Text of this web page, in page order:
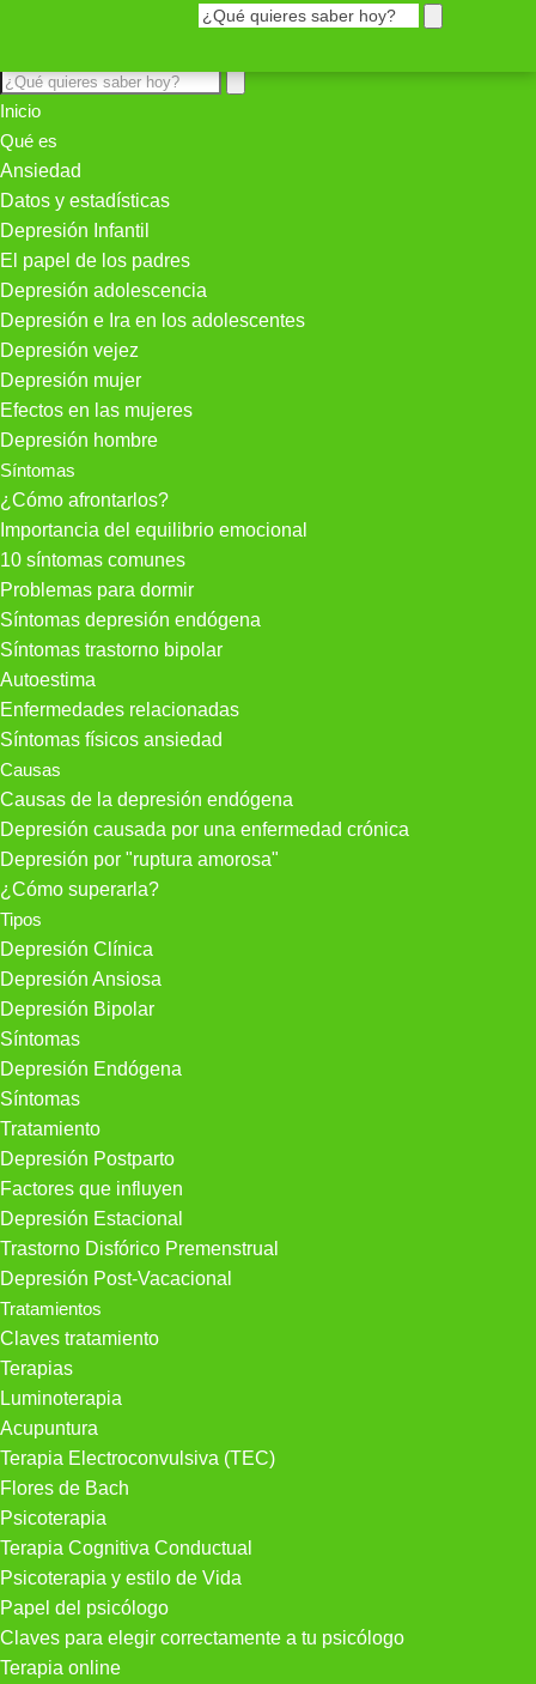
Inicio
Qué es
Ansiedad
Datos y estadísticas
Depresión Infantil
El papel de los padres
Depresión adolescencia
Depresión e Ira en los adolescentes
Depresión vejez
Depresión mujer
Efectos en las mujeres
Depresión hombre
Síntomas
¿Cómo afrontarlos?
Importancia del equilibrio emocional
10 síntomas comunes
Problemas para dormir
Síntomas depresión endógena
Síntomas trastorno bipolar
Autoestima
Enfermedades relacionadas
Síntomas físicos ansiedad
Causas
Causas de la depresión endógena
Depresión causada por una enfermedad crónica
Depresión por "ruptura amorosa"
¿Cómo superarla?
Tipos
Depresión Clínica
Depresión Ansiosa
Depresión Bipolar
Síntomas
Depresión Endógena
Síntomas
Tratamiento
Depresión Postparto
Factores que influyen
Depresión Estacional
Trastorno Disfórico Premenstrual
Depresión Post-Vacacional
Tratamientos
Claves tratamiento
Terapias
Luminoterapia
Acupuntura
Terapia Electroconvulsiva (TEC)
Flores de Bach
Psicoterapia
Terapia Cognitiva Conductual
Psicoterapia y estilo de Vida
Papel del psicólogo
Claves para elegir correctamente a tu psicólogo
Terapia online